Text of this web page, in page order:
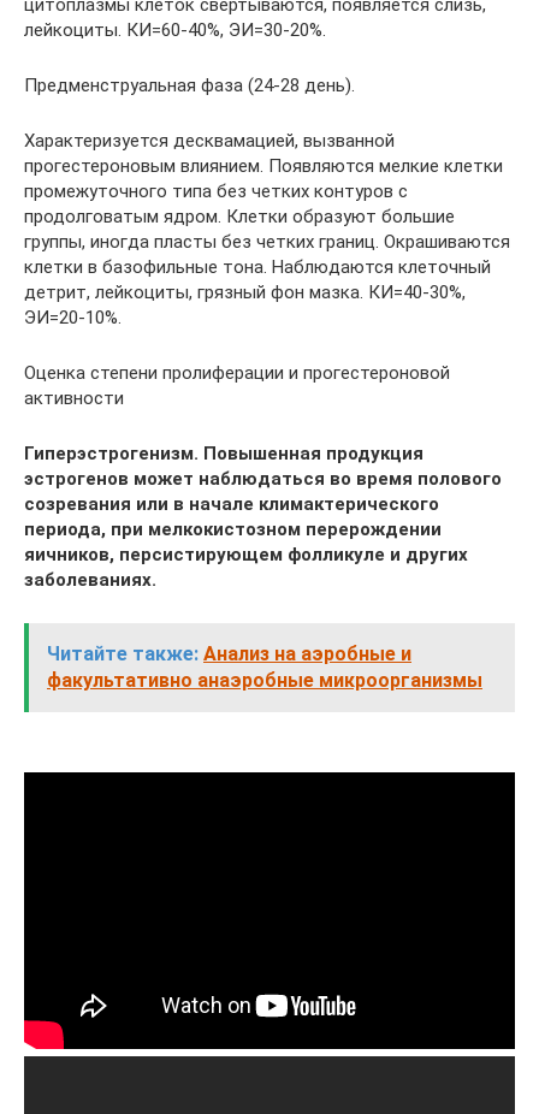
лейкоциты. КИ=60-40%, ЭИ=30-20%.
Предменструальная фаза (24-28 день).
Характеризуется десквамацией, вызванной
прогестероновым влиянием. Появляются мелкие клетки
промежуточного типа без четких контуров с
продолговатым ядром. Клетки образуют большие
группы, иногда пласты без четких границ. Окрашиваются
клетки в базофильные тона. Наблюдаются клеточный
детрит, лейкоциты, грязный фон мазка. КИ=40-30%,
ЭИ=20-10%.
Оценка степени пролиферации и прогестероновой
активности
Гиперэстрогенизм. Повышенная продукция
эстрогенов может наблюдаться во время полового
созревания или в начале климактерического
периода, при мелкокистозном перерождении
яичников, персистирующем фолликуле и других
заболеваниях.
Читайте также: Анализ на аэробные и
факультативно анаэробные микроорганизмы